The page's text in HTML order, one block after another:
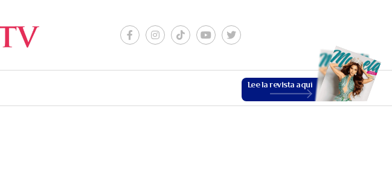
Lee la revista aquí